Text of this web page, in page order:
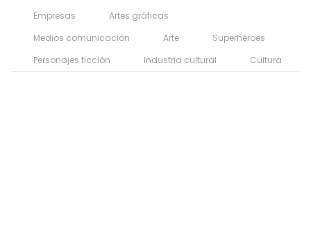
Empresas
Artes gráficas
Medios comunicación
Arte
Superhéroes
Personajes ficción
Industria cultural Cultura